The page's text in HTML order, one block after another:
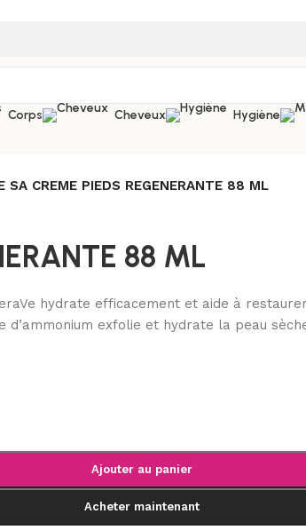
Corps Cheveux Hygiène
SA CREME PIEDS REGENERANTE 88 ML
88 ML
hydrate efficacement et aide à
exfolie et hydrate la peau
Ajouter au panier
Acheter maintenant